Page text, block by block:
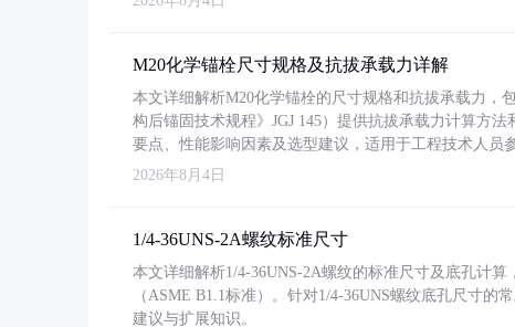
M20化学锚栓尺寸规格及抗拔承载力详解
本文详细解析M20化学锚栓的尺寸规格和抗拔承载力，
构后锚固技术规程》JGJ 145）提供抗拔承载力计算方
要点、性能影响因素及选型建议，适用于工程技术人员参
2026年8月4日
1/4-36UNS-2A螺纹标准尺寸
本文详细解析1/4-36UNS-2A螺纹的标准尺寸及底孔计
（ASME B1.1标准）。针对1/4-36UNS螺纹底孔尺寸
建议与扩展知识。